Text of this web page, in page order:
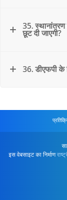
35.
छूट दी जाएगी?
36. डीएफपी के
इस वेबसाइट का निर्माण